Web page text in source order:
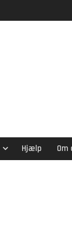
Hjælp Om